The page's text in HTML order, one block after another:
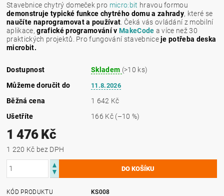
Stavebnice chytrý domeček pro micro:bit hravou formou
demonstruje typické funkce chytrého domu a zahrady, které se
naučíte naprogramovat a používat . Čeká vás ovládání z mobilní
aplikace,grafické programování v MakeCode a více než 30
praktických projektů. Pro fungování stavebniceje potřeba deska
microbit.
Dostupnost Skladem (>10 ks)
Můžeme doručit do
11.8.2026
Běžná cena
1 642 Kč
Ušetříte
166 Kč (–10 %)
1 476 Kč
1 220 Kč bez DPH
KÓD PRODUKTU
KS008